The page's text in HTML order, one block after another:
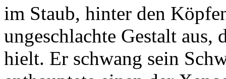
im Staub, hinter den
ungeschlachte Gestalt
hielt. Er schwang sein